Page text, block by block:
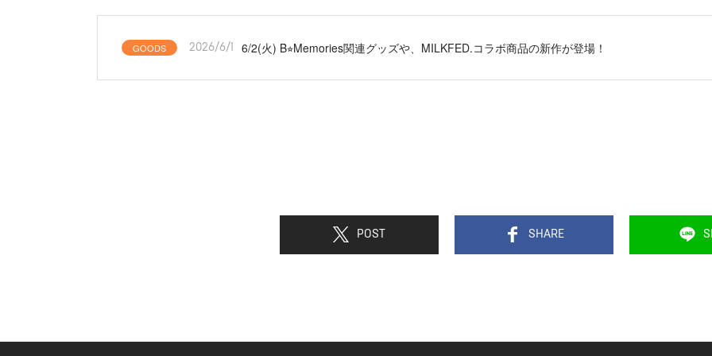
GOODS 2026/6/1 6/2(火) B⭐︎Memories関連グッズや、MILKFED.コラボ商品の新作が登場！
POST SHARE